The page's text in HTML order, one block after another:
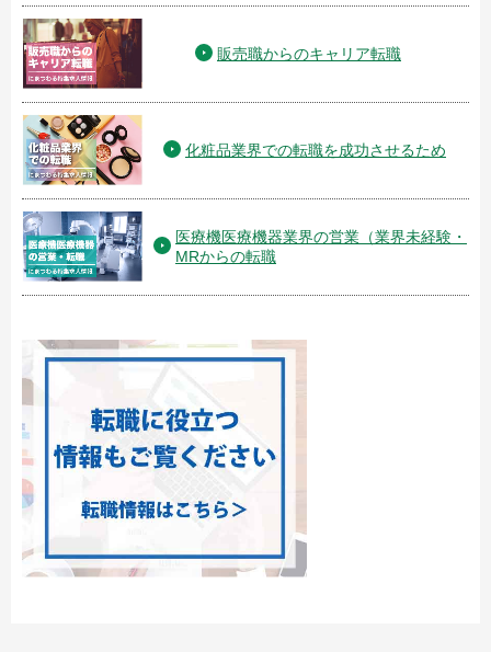
販売職からのキャリア転職
化粧品業界での転職を成功させるため
医療機医療機器業界の営業（業界未経験・
MRからの転職